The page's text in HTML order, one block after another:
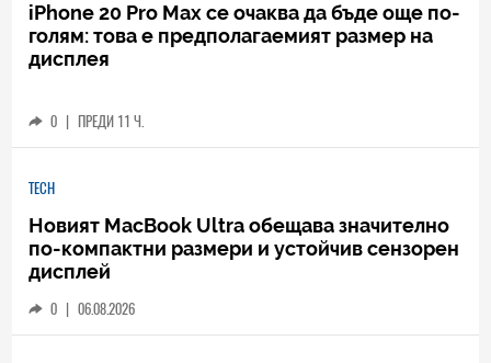
iPhone 20 Pro Max се очаква да бъде още по-
голям: това е предполагаемият размер на
дисплея
0 | ПРЕДИ 11 Ч.
TECH
Новият MacBook Ultra обещава значително
по-компактни размери и устойчив сензорен
дисплей
0 | 06.08.2026